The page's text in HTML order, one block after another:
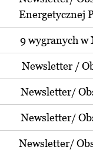
Energetycznej
9 wygranych w
Newsletter /
Newsletter/
Newsletter/
Newsletter/